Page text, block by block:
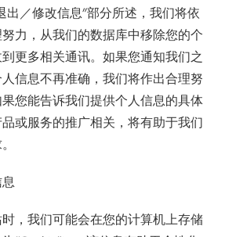
出／修改信息”部分所述，我们将依
力，从我们的数据库中移除您的个
更多相关通讯。如果您通知我们之
信息不再准确，我们将作出合理努
您能告诉我们提供个人信息的具体
或服务的推广相关，将有助于我们
，我们可能会在您的计算机上存储